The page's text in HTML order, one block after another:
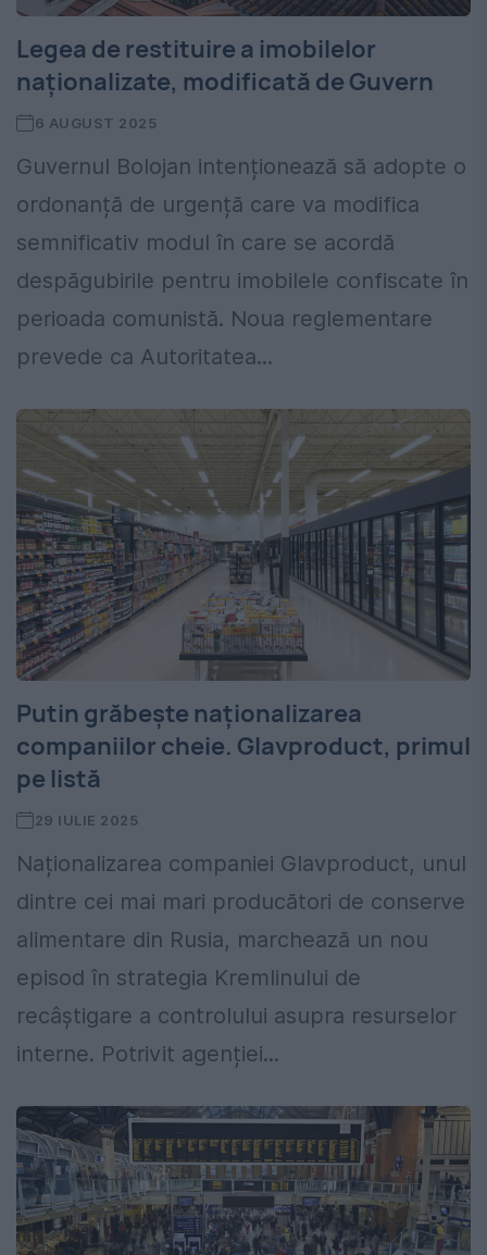
Legea de restituire a imobilelor
naţionalizate, modificată de Guvern
6 AUGUST 2025
Guvernul Bolojan intenționează să adopte o
ordonanță de urgență care va modifica
semnificativ modul în care se acordă
despăgubirile pentru imobilele confiscate în
perioada comunistă. Noua reglementare
prevede ca Autoritatea...
Putin grăbește naționalizarea
companiilor cheie. Glavproduct, primul
pe listă
29 IULIE 2025
Naționalizarea companiei Glavproduct, unul
dintre cei mai mari producători de conserve
alimentare din Rusia, marchează un nou
episod în strategia Kremlinului de
recâștigare a controlului asupra resurselor
interne. Potrivit agenției...